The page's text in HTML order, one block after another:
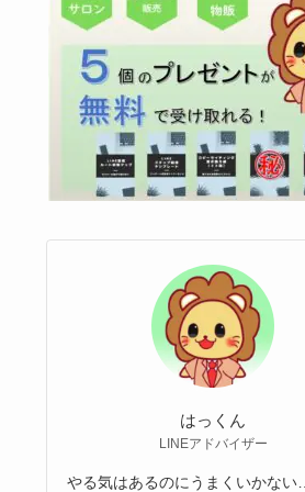
はっくん
LINEアドバイザー
やる気はあるのにうまくいかない…